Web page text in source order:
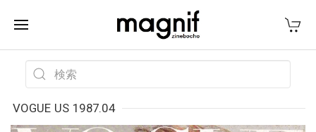
VOGUE US 1987.04